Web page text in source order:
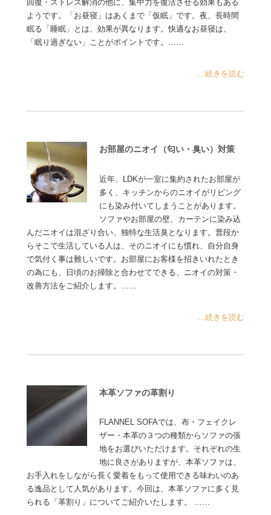
回復・ストレス解消の他に、集中力を復活させる効果もある
ようです。「お昼寝」はあくまで「仮眠」です。夜、長時間
眠る「睡眠」とは、効果が異なります。快適なお昼寝は、
「眠り過ぎない」ことがポイントです。……
...続きを読む
お部屋のニオイ（匂い・臭い）対策
近年、LDKが一室に集約されたお部屋が
多く、キッチンからのニオイがリビング
にも染み付いてしまうことがあります。
ソファやお部屋の壁、カーテンに染み込
んだニオイは混ざり合い、独特な生活臭となります。普段か
らそこで生活している人は、そのニオイにも慣れ、自分自身
で気付く事は難しいです。お部屋にお客様を招きいれたとき
の為にも、日頃のお掃除と合わせてできる、ニオイの対策・
改善方法をご紹介します。……
...続きを読む
本革ソファの革割り
FLANNEL SOFAでは、布・フェイクレ
ザー・本革の３つの種類からソファの張
地をお選びいただけます。それぞれの生
地に良さがありますが、本革ソファは、
お手入れをしながら長く愛着をもって使用できる味わいのあ
る逸品として人気があります。今回は、本革ソファに多く見
られる「革割り」についてご紹介いたします。 ……